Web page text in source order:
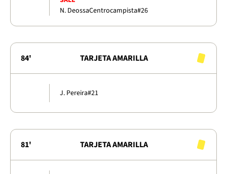
N. DeossaCentrocampista#26
84' TARJETA AMARILLA
J. Pereira#21
81' TARJETA AMARILLA